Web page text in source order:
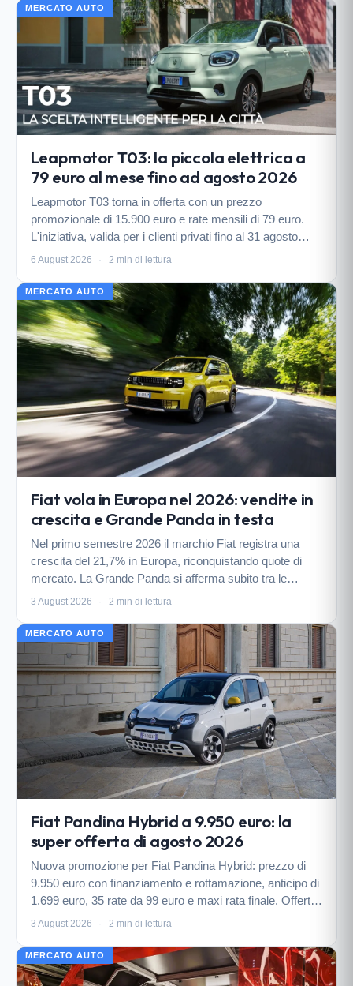
MERCATO AUTO
Leapmotor T03: la piccola elettrica a
79 euro al mese fino ad agosto 2026
Leapmotor T03 torna in offerta con un prezzo
promozionale di 15.900 euro e rate mensili di 79 euro.
L'iniziativa, valida per i clienti privati fino al 31 agosto
2026, prevede un anticipo di 7.377 euro e una maxi rata
6 August 2026 · 2 min di lettura
MERCATO AUTO
Fiat vola in Europa nel 2026: vendite in
crescita e Grande Panda in testa
Nel primo semestre 2026 il marchio Fiat registra una
crescita del 21,7% in Europa, riconquistando quote di
mercato. La Grande Panda si afferma subito tra le
preferite, mentre Ducato e Doblò dominano tra i
3 August 2026 · 2 min di lettura
MERCATO AUTO
Fiat Pandina Hybrid a 9.950 euro: la
super offerta di agosto 2026
Nuova promozione per Fiat Pandina Hybrid: prezzo di
9.950 euro con finanziamento e rottamazione, anticipo di
1.699 euro, 35 rate da 99 euro e maxi rata finale. Offerta
valida su vetture in pronta consegna fino al 27 agosto
3 August 2026 · 2 min di lettura
MERCATO AUTO